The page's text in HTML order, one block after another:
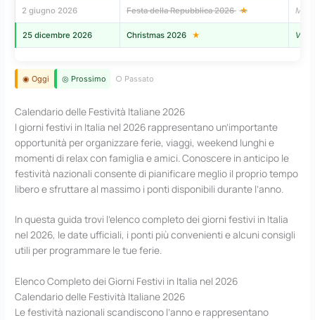
2 giugno 2026 Festa della Repubblica 2026 ★
25 dicembre 2026 Christmas 2026 ★
◉ Oggi ◎ Prossimo ○ Passato
Calendario delle Festività Italiane 2026
I giorni festivi in Italia nel 2026 rappresentano un’importante
opportunità per organizzare ferie, viaggi, weekend lunghi e
momenti di relax con famiglia e amici. Conoscere in anticipo le
festività nazionali consente di pianificare meglio il proprio tempo
libero e sfruttare al massimo i ponti disponibili durante l’anno.
In questa guida trovi l’elenco completo dei giorni festivi in Italia
nel 2026, le date ufficiali, i ponti più convenienti e alcuni consigli
utili per programmare le tue ferie.
Elenco Completo dei Giorni Festivi in Italia nel 2026
Calendario delle Festività Italiane 2026
Le festività nazionali scandiscono l’anno e rappresentano